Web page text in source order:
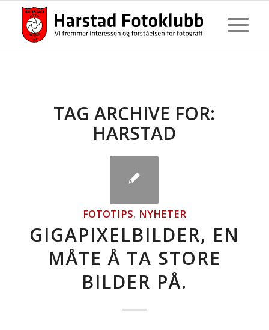
TAG ARCHIVE FOR:
HARSTAD
FOTOTIPS, NYHETER
GIGAPIXELBILDER, EN
MÅTE Å TA STORE
BILDER PÅ.